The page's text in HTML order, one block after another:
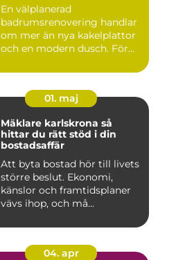
En välplanerad
badrumsrenovering handlar
om mer än nya kakelplattor
och en modern dusch. För
01. maj
Mäklare karlskrona så
hittar du rätt stöd i din
bostadsaffär
Att byta bostad hör till livets
större beslut. Ekonomi,
känslor och framtidsplaner
vävs ihop, och må...
04. apr